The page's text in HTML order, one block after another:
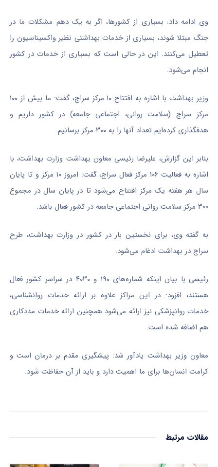
وی ادامه داد: بسیاری از کشورها، اگر به یک دهم مشکلات ما در
جنگ مبتلا شوند، بسیاری از خدمات بهداشتی نظیر واکسیناسیون را
تعطیل می‌کنند. این در حالی است که بسیاری از خدمات در کشور
انجام می‌شود.
وزیر بهداشت با اشاره به افتتاح ۱۰ مرکز سراج، گفت: ما بیش از ۱۰۰
مرکز سراج (سلامت روانی، اجتماعی جامعه) در کشور داریم و
هدفگذاری کرده‌ایم تعداد آنها را به ۳۰۰ مرکز برسانیم.
بنابر این گزارش، علیرضا رئیسی معاون بهداشت وزارت بهداشت، با
اشاره به فعالیت ۱۰۶ مرکز فعال سراج، گفت: امروز ۱۰ مرکز و تا پایان
سال هر هفته یک مرکز افتتاح می‌شود تا در پایان سال در مجموع
۳۰۰ مرکز سلامت روانی اجتماعی جامعه در کشور فعال باشد.
به گفته وی، برای نخستین بار در کشور در وزارت بهداشت، طرح
سراج در بهداشت ادغام‌ می‌شود.
رئیسی با بیان اینکه شماره‌های ۱۹۰ و ۴۰۳۰ در سراسر کشور فعال
هستند، افزود: در این مراکز علاوه بر ارائه خدمات روانشناسی،
خدمات روانپزشکی نیز ارائه می‌شود همچنین ارائه خدمات مددکاری
هم اضافه شده است.
معاون وزیر بهداشت یادآور شد: پیشگیری مقدم بر درمان است و
کرامت انسان‌ها برای ما اهمیت دارد و باید از آن حفاظت شود.
مقالات مرتبط